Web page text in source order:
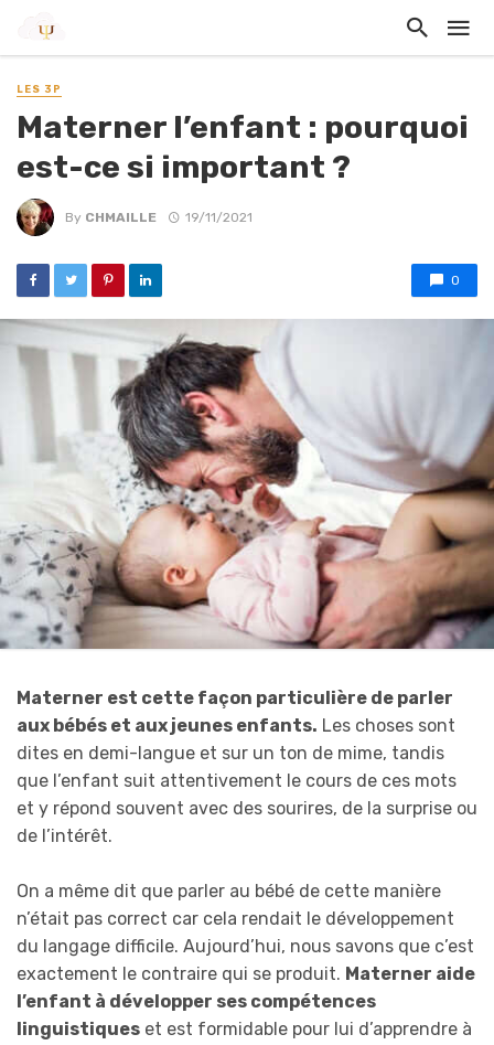
LES 3P
Materner l’enfant : pourquoi
est-ce si important ?
By CHMAILLE 19/11/2021
0
Materner est cette façon particulière de parler
aux bébés et aux jeunes enfants. Les choses sont
dites en demi-langue et sur un ton de mime, tandis
que l’enfant suit attentivement le cours de ces mots
et y répond souvent avec des sourires, de la surprise ou
de l’intérêt.
On a même dit que parler au bébé de cette manière
n’était pas correct car cela rendait le développement
du langage difficile. Aujourd’hui, nous savons que c’est
exactement le contraire qui se produit. Materner aide
l’enfant à développer ses compétences
linguistiques et est formidable pour lui d’apprendre à